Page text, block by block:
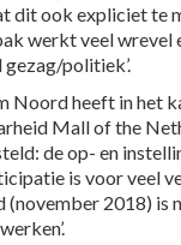
dit ook expliciet te
werkt veel
politiek’.
heeft in het
Mall of the
de op- en
is voor veel
2018) is